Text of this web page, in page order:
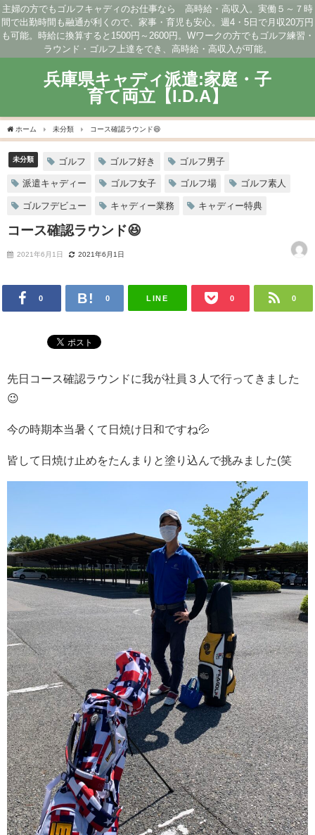
主婦の方でもゴルフキャディのお仕事なら 高時給・高収入。実働５～７時
間で出勤時間も融通が利くので、家事・育児も安心。週4・5日で月収20万円
も可能。時給に換算すると1500円～2600円。Wワークの方でもゴルフ練習・
ラウンド・ゴルフ上達をでき、高時給・高収入が可能。
兵庫県キャディ派遣:家庭・子
育て両立【I.D.A】
ホーム 未分類 コース確認ラウンド😆
未分類 ゴルフ ゴルフ好き ゴルフ男子
派遣キャディー ゴルフ女子 ゴルフ場 ゴルフ素人
ゴルフデビュー キャディー業務 キャディー特典
コース確認ラウンド😆
2021年6月1日 2021年6月1日
0 0 LINE 0 0
先日コース確認ラウンドに我が社員３人で行ってきました
😉
今の時期本当暑くて日焼け日和ですね💦
皆して日焼け止めをたんまりと塗り込んで挑みました(笑